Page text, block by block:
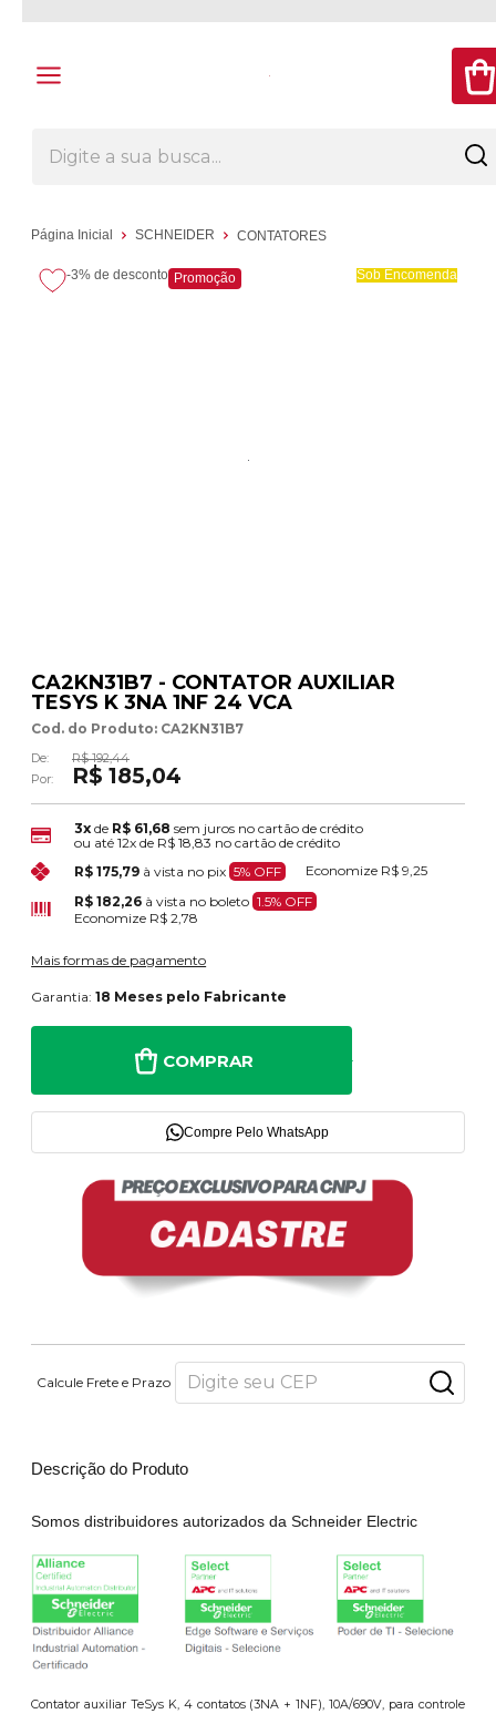
Página Inicial SCHNEIDER CONTATORES
-3% de desconto Promoção Sob Encomenda
CA2KN31B7 - CONTATOR AUXILIAR
TESYS K 3NA 1NF 24 VCA
Cod. do Produto: CA2KN31B7
De:
R$ 192,44
Por:
R$ 185,04
3x de R$ 61,68 sem juros no cartão de crédito
ou até12x de R$ 18,83 no cartão de crédito
R$ 175,79 à vista no pix 5% OFF Economize R$ 9,25
R$ 182,26 à vista no boleto 1.5% OFF
Economize R$ 2,78
Mais formas de pagamento
Garantia:18 Meses pelo Fabricante
COMPRAR
Compre Pelo WhatsApp
Calcule Frete e Prazo
Descrição do Produto
Somos distribuidores autorizados da Schneider Electric
Contator auxiliar TeSys K, 4 contatos (3NA + 1NF), 10A/690V, para controle